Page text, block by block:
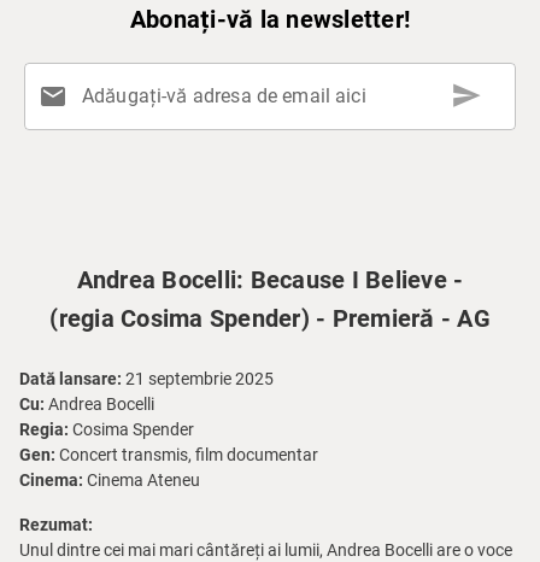
Abonați-vă la newsletter!
mail Adăugați-vă adresa de email aici send
Andrea Bocelli: Because I Believe -
(regia Cosima Spender) - Premieră - AG
Dată lansare: 21 septembrie 2025
Cu: Andrea Bocelli
Regia: Cosima Spender
Gen: Concert transmis, film documentar
Cinema: Cinema Ateneu
Rezumat:
Unul dintre cei mai mari cântăreți ai lumii, Andrea Bocelli are o voce